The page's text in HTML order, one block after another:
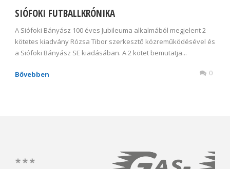
SIÓFOKI FUTBALLKRÓNIKA
A Siófoki Bányász 100 éves Jubileuma alkalmából megjelent 2
kötetes kiadvány Rózsa Tibor szerkesztő közreműködésével és
a Siófoki Bányász SE kiadásában. A 2 kötet bemutatja...
Bővebben 0